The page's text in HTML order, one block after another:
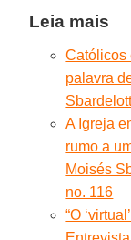
Leia mais
Católicos
palavra
A Igreja
rumo a
Moisés
no. 116
“O